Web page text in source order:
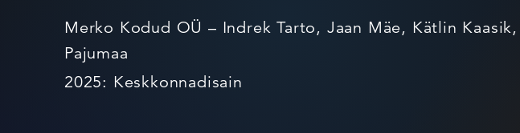
Merko Kodud OÜ – Indrek Tarto, Jaan Mäe, Kätlin
Pajumaa
2025: Keskkonnadisain